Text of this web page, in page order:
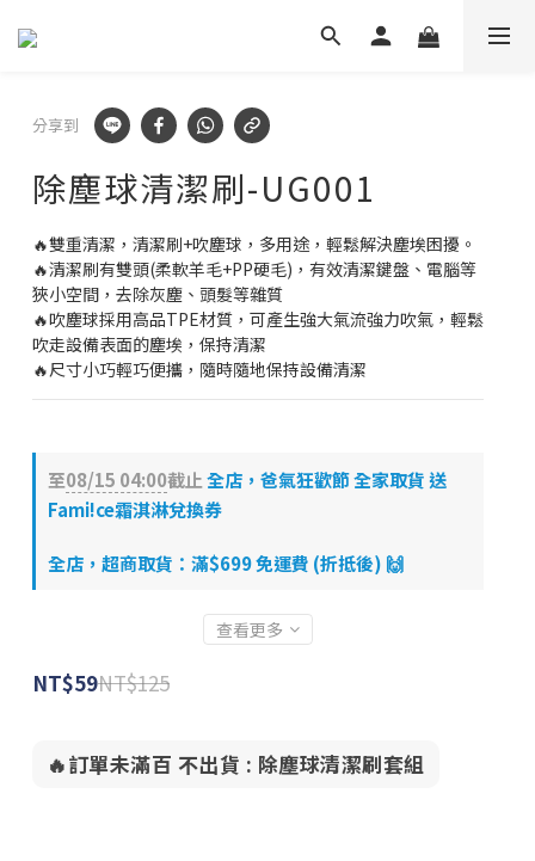
分享到
除塵球清潔刷-UG001
🔥雙重清潔，清潔刷+吹塵球，多用途，輕鬆解決塵埃困擾。
🔥清潔刷有雙頭(柔軟羊毛+PP硬毛)，有效清潔鍵盤、電腦等
狹小空間，去除灰塵、頭髮等雜質
🔥吹塵球採用高品TPE材質，可產生強大氣流強力吹氣，輕鬆
吹走設備表面的塵埃，保持清潔
🔥尺寸小巧輕巧便攜，隨時隨地保持設備清潔
至08/15 04:00截止全店，爸氣狂歡節 全家取貨 送
Fami!ce霜淇淋兌換券
全店，超商取貨：滿$699 免運費 (折抵後) 🙌
查看更多
NT$125
NT$59
🔥訂單未滿百 不出貨 : 除塵球清潔刷套組
✕
💬 加Line 享$30折扣!
🛡️ APEXEL/MEFU品牌保固一年!
立即逛逛
立即逛逛